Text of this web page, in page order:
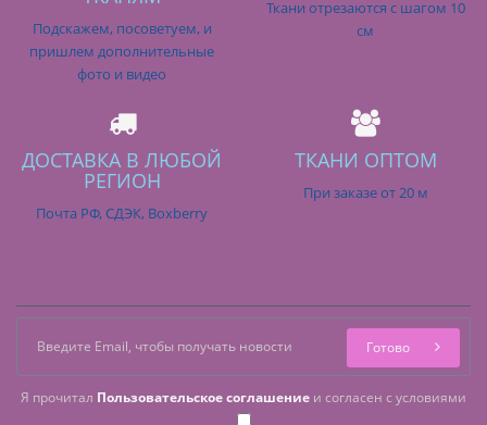
Подскажем, посоветуем, и
пришлем дополнительные
фото и видео
Ткани отрезаются с шагом 10
см
ДОСТАВКА В ЛЮБОЙ
РЕГИОН
Почта РФ, СДЭК, Boxberry
ТКАНИ ОПТОМ
При заказе от 20 м
Я прочитал Пользовательское соглашение и согласен с условиями
Готово